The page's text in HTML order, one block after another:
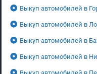
Выкуп автомобилей в
Выкуп автомобилей в
Выкуп автомобилей в
Выкуп автомобилей в
Выкуп автомобилей в